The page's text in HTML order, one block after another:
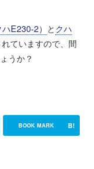
E230-2） とクハ
ていますので、間
うか？
BOOK MARK B!